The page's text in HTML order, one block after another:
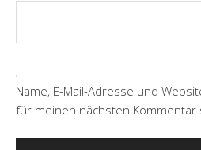
Name, E-Mail-Adresse und
für meinen nächsten Kommentar